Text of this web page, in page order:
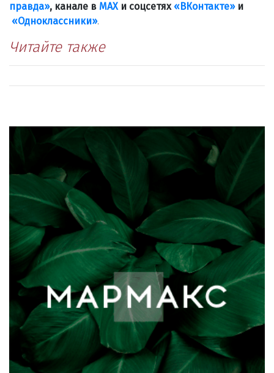
правда», канале в МАХи соцсетях «ВКонтакте»и
«Одноклассники».
Читайте также